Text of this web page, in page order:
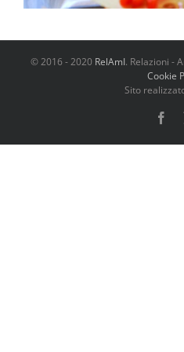
© 2016 - 2020 RelAmI. Relazioni -
Cookie
Sito